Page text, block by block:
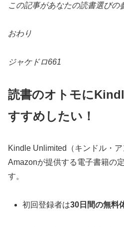
この記事があなたの読書選びの
おわり
ジャケドロ661
読書のオトモに
すすめしたい！
Kindle Unlimited（キンドル・ア
Amazonが提供する電子書籍の
す。
初回登録者は30日間の無料